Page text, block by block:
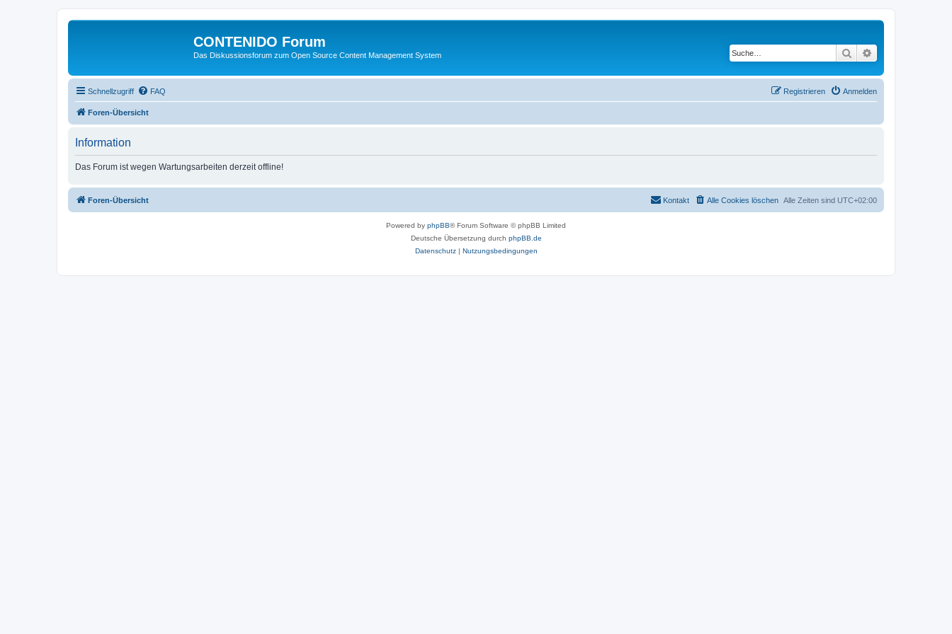
CONTENIDO Forum
Das Diskussionsforum zum Open Source Content Management System Suche
Schnellzugriff FAQ Anmelden
Registrieren
Foren-Übersicht
Information
Das Forum ist wegen Wartungsarbeiten derzeit offline!
Foren-Übersicht Alle Zeiten sind UTC+02:00
Alle Cookies löschen
Kontakt
Powered by phpBB® Forum Software © phpBB Limited
Deutsche Übersetzung durch phpBB.de
Datenschutz| Nutzungsbedingungen